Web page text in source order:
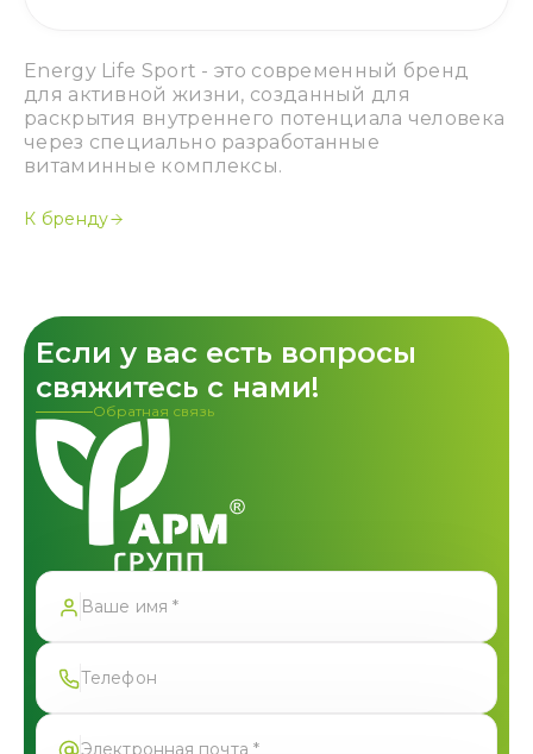
Energy Life Sport - это современный бренд
для активной жизни, созданный для
раскрытия внутреннего потенциала человека
через специально разработанные
витаминные комплексы.
К бренду
Если у вас есть вопросы
свяжитесь с нами!
Обратная связь
Форма успешно отправлена